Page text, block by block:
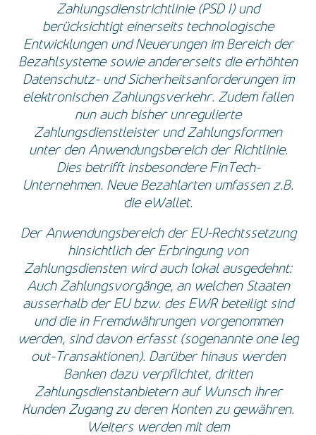
Zahlungsdienstrichtlinie (PSD I) und
berücksichtigt einerseits technologische
Entwicklungen und Neuerungen im Bereich der
Bezahlsysteme sowie andererseits die erhöhten
Datenschutz- und Sicherheitsanforderungen im
elektronischen Zahlungsverkehr. Zudem fallen
nun auch bisher unregulierte
Zahlungsdienstleister und Zahlungsformen
unter den Anwendungsbereich der Richtlinie.
Dies betrifft insbesondere FinTech-
Unternehmen. Neue Bezahlarten umfassen z.B.
die eWallet.
Der Anwendungsbereich der EU-Rechtssetzung
hinsichtlich der Erbringung von
Zahlungsdiensten wird auch lokal ausgedehnt:
Auch Zahlungsvorgänge, an welchen Staaten
ausserhalb der EU bzw. des EWR beteiligt sind
und die in Fremdwährungen vorgenommen
werden, sind davon erfasst (sogenannte one leg
out-Transaktionen). Darüber hinaus werden
Banken dazu verpflichtet, dritten
Zahlungsdienstanbietern auf Wunsch ihrer
Kunden Zugang zu deren Konten zu gewähren.
Weiters werden mit dem